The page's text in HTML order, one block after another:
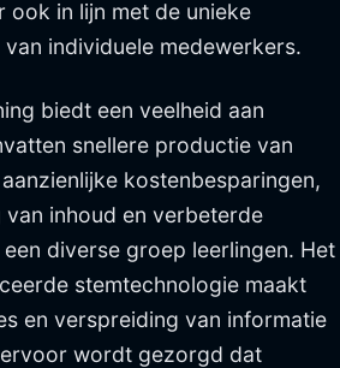
ook in lijn met de unieke
individuele medewerkers.
biedt een veelheid aan
snellere productie van
kostenbesparingen,
inhoud en verbeterde
diverse groep leerlingen. Het
stemtechnologie maakt
en verspreiding van informatie
wordt gezorgd dat